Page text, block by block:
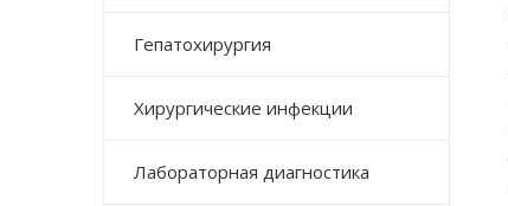
Гепатохирургия
Хирургические инфекции
Лабораторная диагностика